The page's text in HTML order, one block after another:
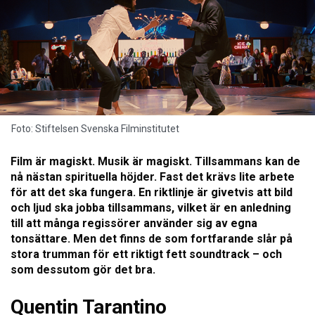
Foto: Stiftelsen Svenska Filminstitutet
Film är magiskt. Musik är magiskt. Tillsammans kan de
nå nästan spirituella höjder. Fast det krävs lite arbete
för att det ska fungera. En riktlinje är givetvis att bild
och ljud ska jobba tillsammans, vilket är en anledning
till att många regissörer använder sig av egna
tonsättare. Men det finns de som fortfarande slår på
stora trumman för ett riktigt fett soundtrack – och
som dessutom gör det bra.
Quentin Tarantino